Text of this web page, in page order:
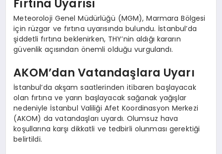
Fırtına Uyarısı
Meteoroloji Genel Müdürlüğü (MGM), Marmara Bölgesi
için rüzgar ve fırtına uyarısında bulundu. İstanbul’da
şiddetli fırtına beklenirken, THY’nin aldığı kararın
güvenlik açısından önemli olduğu vurgulandı.
AKOM’dan Vatandaşlara Uyarı
İstanbul’da akşam saatlerinden itibaren başlayacak
olan fırtına ve yarın başlayacak sağanak yağışlar
nedeniyle İstanbul Valiliği Afet Koordinasyon Merkezi
(AKOM) da vatandaşları uyardı. Olumsuz hava
koşullarına karşı dikkatli ve tedbirli olunması gerektiği
belirtildi.